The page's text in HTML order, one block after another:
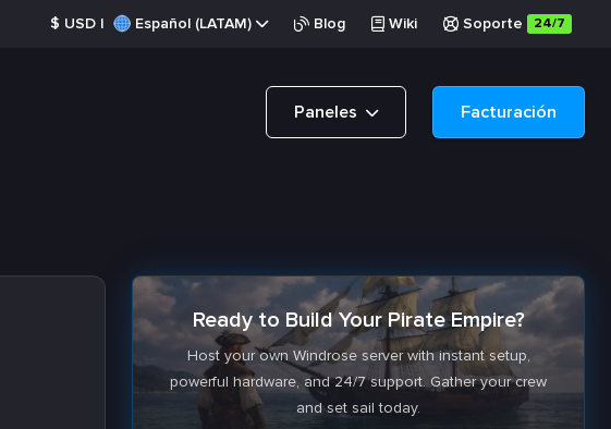
$ USD | Español (LATAM) Blog Wiki Soporte 24/7
Paneles Facturación
Ready to Build Your Pirate Empire?
Host your own Windrose server with instant setup,
powerful hardware, and 24/7 support. Gather your crew
and set sail today.